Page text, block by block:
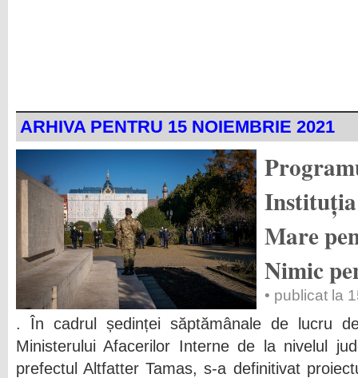
ARHIVA PENTRU 15 NOIEMBRIE 2021
Mare
Nimic
• publicat la
. În cadrul ședinței săptămânale de lucru
Ministerului Afacerilor Interne de la nivelul
prefectul Altfatter Tamas, s-a definitivat